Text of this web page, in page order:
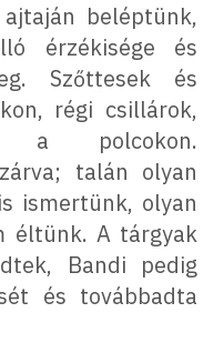
beléptünk,
érzékisége és
Szőttesek és
régi csillárok,
a polcokon.
talán olyan
ismertünk, olyan
éltünk. A tárgyak
Bandi pedig
és továbbadta